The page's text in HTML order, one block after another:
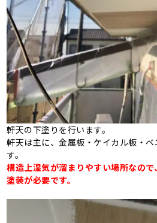
軒天の下塗りを行います。
軒天は主に、金属板・ケイカル板・
す。
構造上湿気が溜まりやすい場所なの
塗装が必要です。